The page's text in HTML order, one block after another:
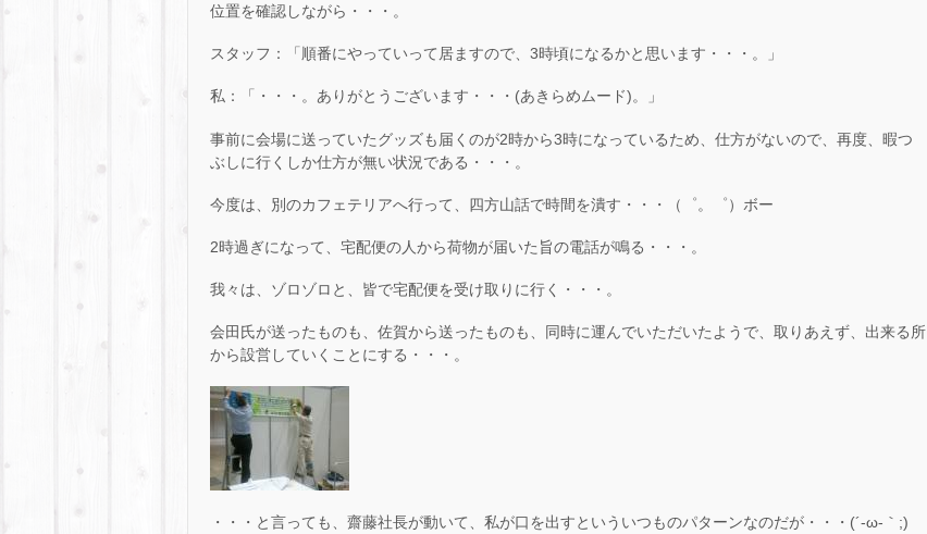
位置を確認しながら・・・。
スタッフ：「順番にやっていって居ますので、3時頃になるかと思います・・・。」
私：「・・・。ありがとうございます・・・(あきらめムード)。」
事前に会場に送っていたグッズも届くのが2時から3時になっているため、仕方がないので、再度、暇つ
ぶしに行くしか仕方が無い状況である・・・。
今度は、別のカフェテリアへ行って、四方山話で時間を潰す・・・（゜。゜）ボー
2時過ぎになって、宅配便の人から荷物が届いた旨の電話が鳴る・・・。
我々は、ゾロゾロと、皆で宅配便を受け取りに行く・・・。
会田氏が送ったものも、佐賀から送ったものも、同時に運んでいただいたようで、取りあえず、出来る所
から設営していくことにする・・・。
・・・と言っても、齋藤社長が動いて、私が口を出すといういつものパターンなのだが・・・(´-ω-｀;)ゞ